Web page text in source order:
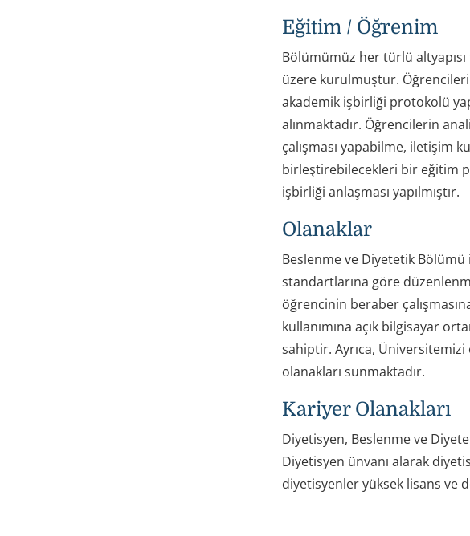
Eğitim / Öğrenim
Bölümümüz her türlü
üzere kurulmuştur.
akademik işbirliği protokolü
alınmaktadır. Öğrencilerin
çalışması yapabilme, iletişim
birleştirebilecekleri bir eğitim
işbirliği anlaşması yapılmıştır.
Olanaklar
Beslenme ve Diyetetik
standartlarına göre
öğrencinin beraber
kullanımına açık bilgisayar
sahiptir. Ayrıca,
olanakları sunmaktadır.
Kariyer Olanakları
Diyetisyen, Beslenme ve
Diyetisyen ünvanı alarak
diyetisyenler yüksek lisans ve